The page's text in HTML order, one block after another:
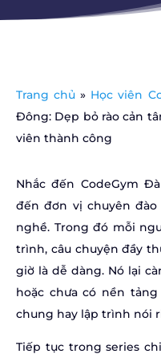
Trang chủ » Học viên
Đông: Dẹp bỏ rào cản
viên thành công
Nhắc đến CodeGym
đến đơn vị chuyên
nghề. Trong đó mỗi
trình, câu chuyện đầy
giờ là dễ dàng. Nó lại
hoặc chưa có nền
chung hay lập trình nói
Tiếp tục trong series